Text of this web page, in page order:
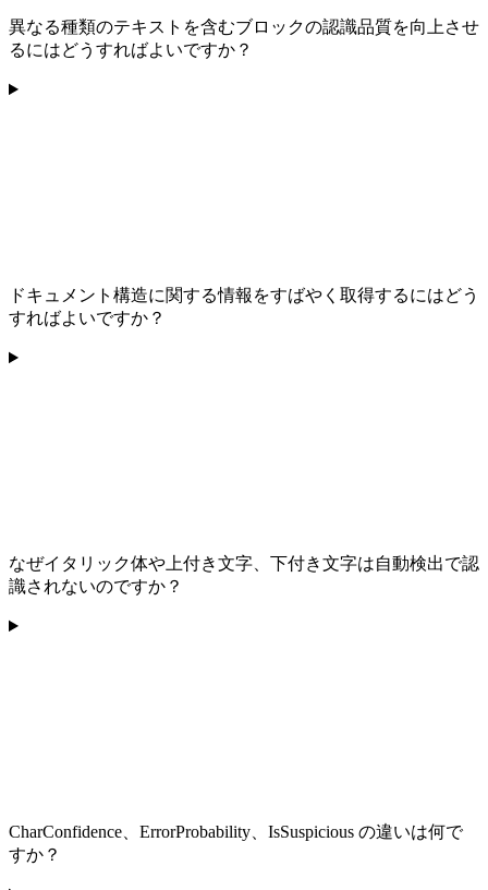
異なる種類のテキストを含むブロックの認識品質を向上させ
るにはどうすればよいですか？
ドキュメント構造に関する情報をすばやく取得するにはどう
すればよいですか？
なぜイタリック体や上付き文字、下付き文字は自動検出で認
識されないのですか？
CharConfidence、ErrorProbability、IsSuspicious の違いは何で
すか？